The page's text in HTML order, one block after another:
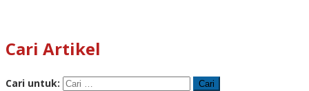
Cari Artikel
Cari untuk: